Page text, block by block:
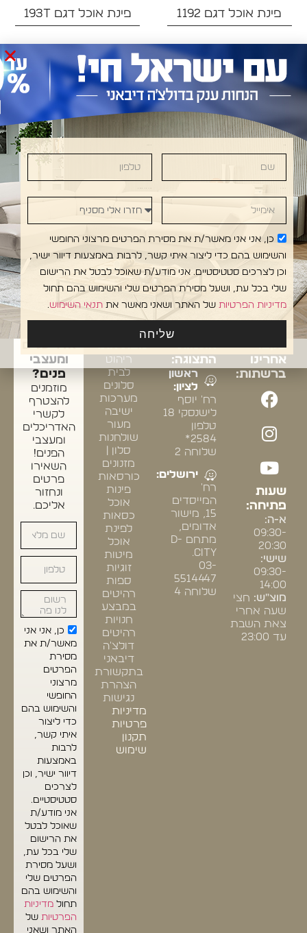
פינת אוכל דגם 1192 פינת אוכל דגם 193T
DIVANI • DOLCE DIVANI • DOLCE
עקבו
אחרינו
ברשתות:
שעות
פתיחה:
א-ה:
09:30-
20:30
שישי:
09:30-
14:00
מוצ"ש: חצי
שעה אחרי
צאת השבת
עד 23:00
אולמות
התצוגה:
ראשון
לציון:
רח' יוסף
לישנסקי 18
טלפון
2584*
שלוחה 2
ירושלים:
רח'
המייסדים
15, מישור
אדומים,
מתחם D-
CITY.
03-
5514447
שלוחה 4
מפת אתר
ריהוט
לבית
סלונים
מערכות
ישיבה
מעור
שולחנות
סלון |
מזנונים
כורסאות
פינות
אוכל
כסאות
לפינת
אוכל
מיטות
זוגיות
ספות
רהיטים
במבצע
חנויות
רהיטים
דולצ'ה
דיבאני
בתקשורת
הצהרת
נגישות
מדיניות
פרטיות
תקנון
שימוש
אדריכלים
ומעצבי
פנים?
מוזמנים
להצטרף
לקשרי
האדריכלים
ומעצבי
הפנים!
השאירו
פרטים
ונחזור
אליכם.
כן, אני אני
מאשר/ת את
מסירת
הפרטים
מרצוני
החופשי
והשימוש בהם
כדי ליצור
איתי קשר,
לרבות
באמצעות
דיוור ישיר, וכן
לצרכים
סטטיסטיים.
אני מודע/ת
שאוכל לבטל
את הרישום
שלי בכל עת,
ושעל מסירת
הפרטים שלי
והשימוש בהם
תחול מדיניות
הפרטיות של
האתר ושאני
כן, אני אני מאשר/ת את מסירת הפרטים מרצוני החופשי
והשימוש בהם כדי ליצור איתי קשר, לרבות באמצעות דיוור ישיר,
וכן לצרכים סטטיסטיים. אני מודע/ת שאוכל לבטל את הרישום
שלי בכל עת, ושעל מסירת הפרטים שלי והשימוש בהם תחול
מדיניות הפרטיות של האתר ושאני מאשר את תנאי השימוש.
שליחה